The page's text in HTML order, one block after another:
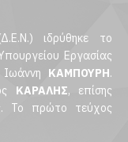
ιδρύθηκε το
Εργασίας
ΚΑΜΠΟΥΡΗ.
ΚΑΡΑΛΗΣ, επίσης
Το πρώτο τεύχος